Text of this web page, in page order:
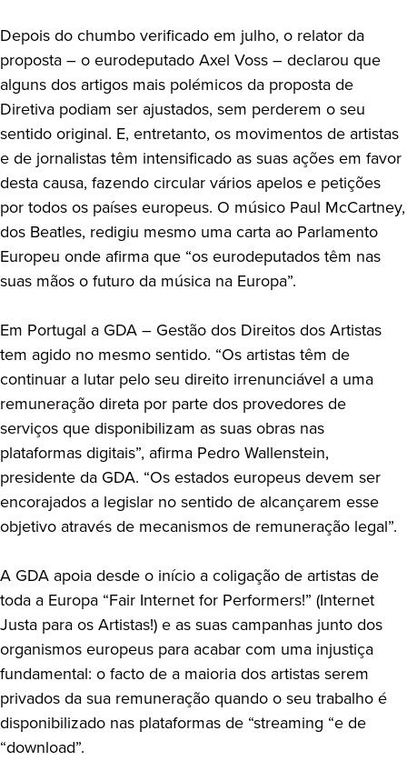
Depois do chumbo verificado em julho, o relator da
proposta – o eurodeputado Axel Voss – declarou que
alguns dos artigos mais polémicos da proposta de
Diretiva podiam ser ajustados, sem perderem o seu
sentido original. E, entretanto, os movimentos de artistas
e de jornalistas têm intensificado as suas ações em favor
desta causa, fazendo circular vários apelos e petições
por todos os países europeus. O músico Paul McCartney,
dos Beatles, redigiu mesmo uma carta ao Parlamento
Europeu onde afirma que “os eurodeputados têm nas
suas mãos o futuro da música na Europa”.
Em Portugal a GDA – Gestão dos Direitos dos Artistas
tem agido no mesmo sentido. “Os artistas têm de
continuar a lutar pelo seu direito irrenunciável a uma
remuneração direta por parte dos provedores de
serviços que disponibilizam as suas obras nas
plataformas digitais”, afirma Pedro Wallenstein,
presidente da GDA. “Os estados europeus devem ser
encorajados a legislar no sentido de alcançarem esse
objetivo através de mecanismos de remuneração legal”.
A GDA apoia desde o início a coligação de artistas de
toda a Europa “Fair Internet for Performers!” (Internet
Justa para os Artistas!) e as suas campanhas junto dos
organismos europeus para acabar com uma injustiça
fundamental: o facto de a maioria dos artistas serem
privados da sua remuneração quando o seu trabalho é
disponibilizado nas plataformas de “streaming “e de
“download”.